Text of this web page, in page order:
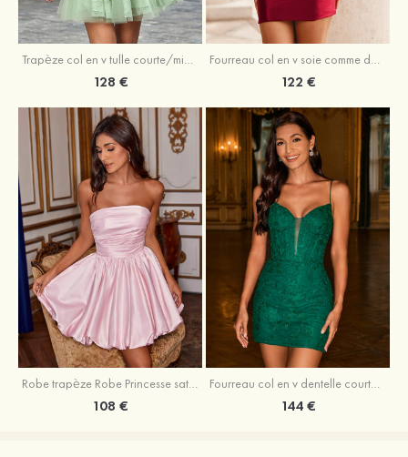
Trapèze col en v tulle courte/mini robe de fête de la rentrée avec perles
128 €
Fourreau col en v soie comme du satin courte/mini robe de fête de la rentrée avec paillettes
122 €
Robe trapèze Robe Princesse satin sans manches courte/mini robe de fête de la rentrée
108 €
Fourreau col en v dentelle courte/mini robe de fête de la rentré avec perles
144 €